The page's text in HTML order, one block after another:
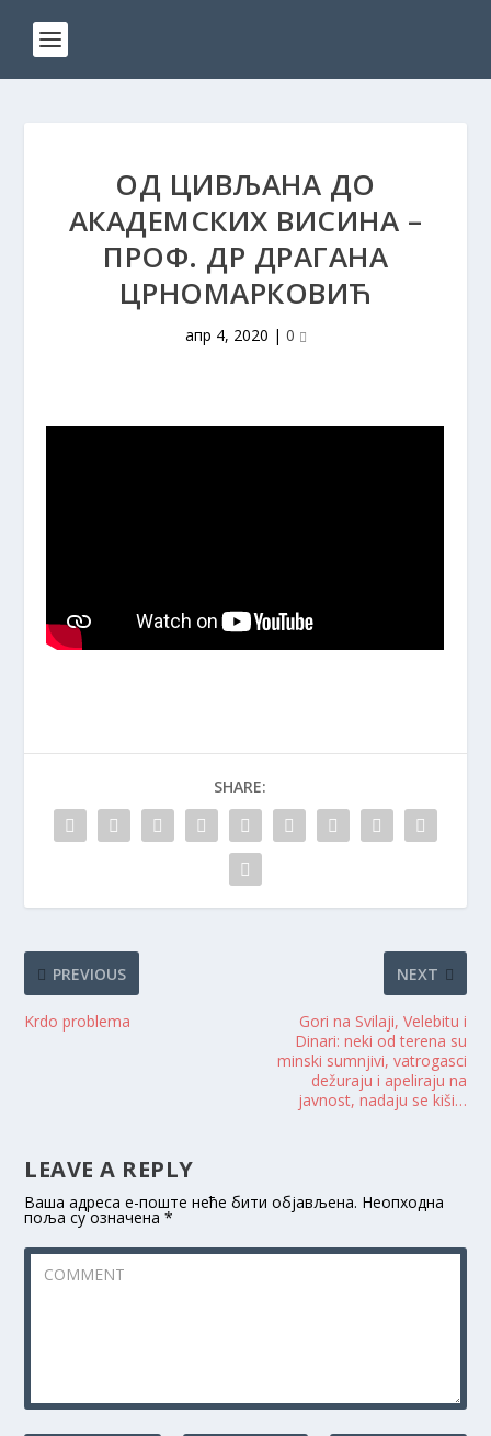
ОД ЦИВЉАНА ДО
АКАДЕМСКИХ ВИСИНА –
ПРОФ. ДР ДРАГАНА
ЦРНОМАРКОВИЋ
апр 4, 2020 | 0
SHARE:
PREVIOUS
Krdo problema
NEXT
Gori na Svilaji, Velebitu i
Dinari: neki od terena su
minski sumnjivi, vatrogasci
dežuraju i apeliraju na
javnost, nadaju se kiši…
LEAVE A REPLY
Ваша адреса е-поште неће бити објављена. Неопходна
поља су означена*